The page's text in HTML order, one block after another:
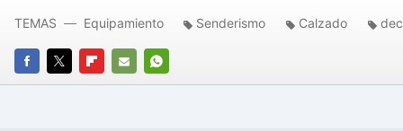
FACEBOOK
TWITTERFLIPBOARD
E-
WHATSAPP
TEMAS Equipamiento Senderismo Calzado